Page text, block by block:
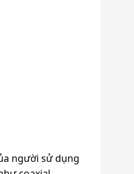
người sử dụng